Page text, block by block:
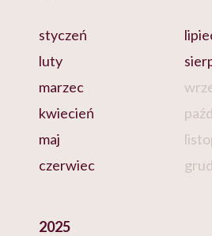
styczeń
luty
marzec
kwiecień
maj
czerwiec
2025